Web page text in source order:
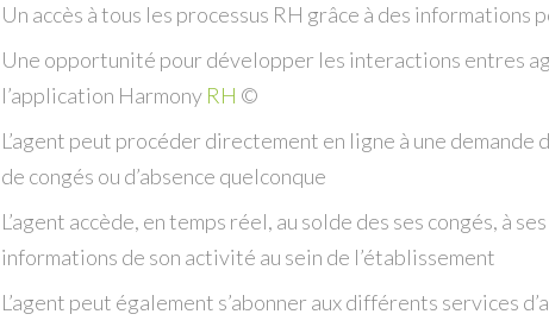
Un accès à tous les processus RH grâce à des informations
Une opportunité pour développer les interactions entres
l’application Harmony RH ©
L’agent peut procéder directement en ligne à une
de congés ou d’absence quelconque
L’agent accède, en temps réel, au solde des ses congés, à
informations de son activité au sein de l’établissement
L’agent peut également s’abonner aux différents services